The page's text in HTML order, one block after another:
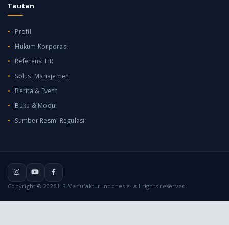
Tautan
Profil
Hukum Korporasi
Referensi HR
Solusi Manajemen
Berita & Event
Buku & Modul
Sumber Resmi Regulasi
Copyright © 2026 HR Manufaktur Indonesia. All rights reserved.